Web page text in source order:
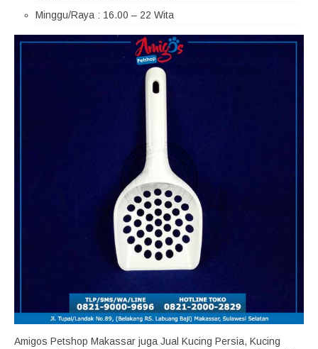
Minggu/Raya : 16.00 – 22 Wita
Amigos Petshop Makassar juga Jual Kucing Persia, Kucing